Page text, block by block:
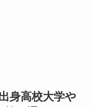
身高校大学や